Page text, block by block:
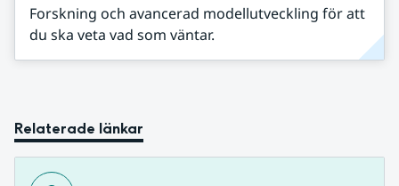
Forskning och avancerad modellutveckling för att
du ska veta vad som väntar.
Relaterade länkar